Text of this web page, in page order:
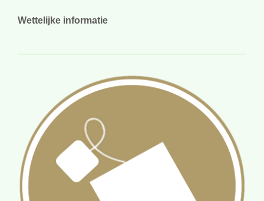
tWettelijke informatie